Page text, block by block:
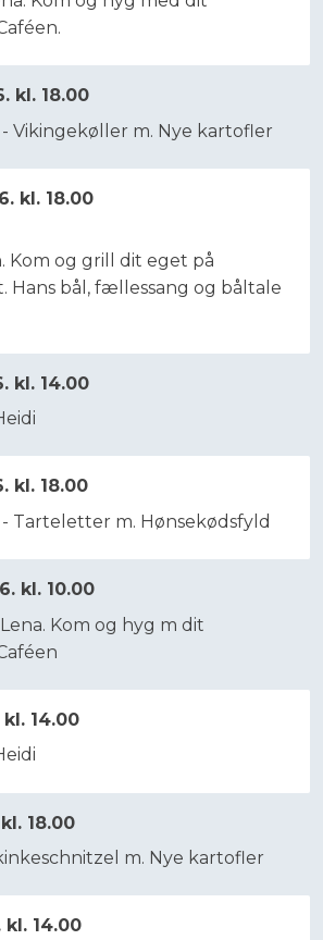
kl. 18.00
Vikingekøller m. Nye kartofler​
kl. 18.00
Kom og grill dit eget på
Hans bål, fællessang og båltale
kl. 14.00
kl. 18.00
Tarteletter m. Hønsekødsfyld
kl. 10.00
Kom og hyg m dit
14.00
18.00
m. Nye kartofler
kl. 14.00